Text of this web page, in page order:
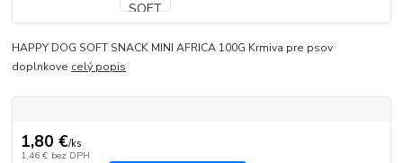
HAPPY DOG SOFT SNACK MINI AFRICA 100G Krmiva pre psov
doplnkove celý popis
1,80 €/ks
1,46 € bez DPH